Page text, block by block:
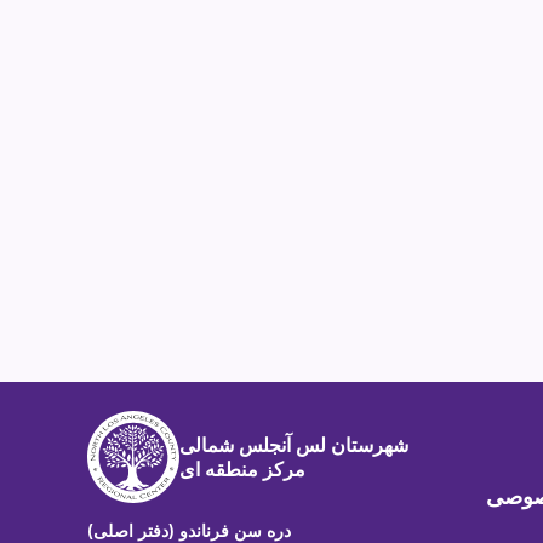
شهرستان لس آنجلس شمالی
مرکز منطقه ای
دره سن فرناندو (دفتر اصلی)